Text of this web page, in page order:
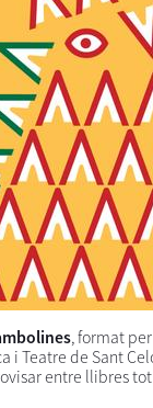
, format
i Teatre de Sant
entre llibres